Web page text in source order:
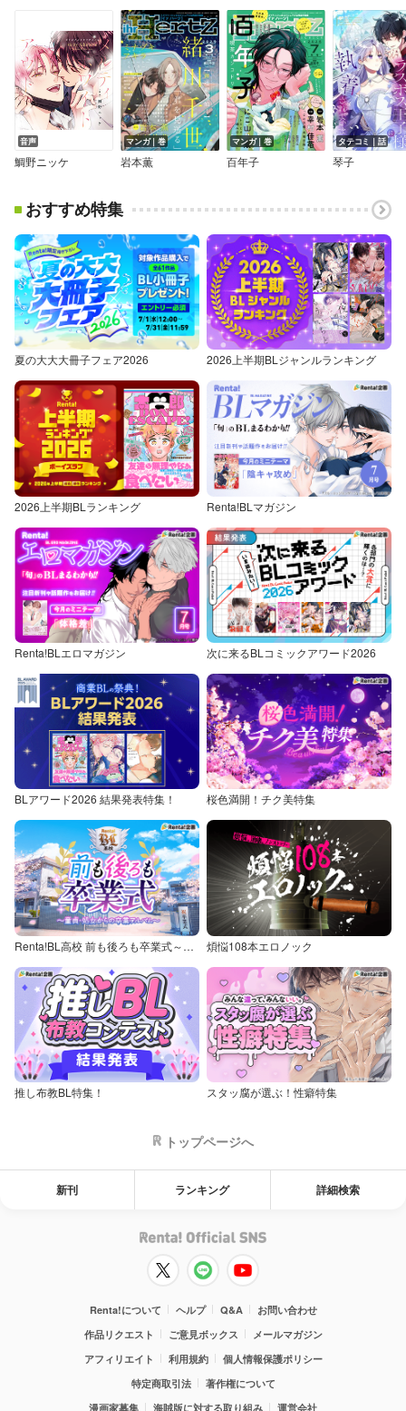
音声
鯛野ニッケ
マンガ｜巻
岩本薫
マンガ｜巻
百年子
タテコミ｜話
琴子
おすすめ特集
夏の大大大冊子フェア2026 2026上半期BLジャンルランキング
2026上半期BLランキング Renta!BLマガジン
Renta!BLエロマガジン 次に来るBLコミックアワード2026
BLアワード2026 結果発表特集！ 桜色満開！チク美特集
Renta!BL高校 前も後ろも卒業式～童貞・処女からの卒業アルバム～ 煩悩108本エロノック
推し布教BL特集！ スタッ腐が選ぶ！性癖特集
トップページへ
新刊 ランキング 詳細検索
Renta!について ヘルプ Q&A
お問い合わせ
作品リクエスト
ご意見ボックス
メールマガジン
アフィリエイト
利用規約
個人情報保護ポリシー
特定商取引法
著作権について
漫画家募集
海賊版に対する取り組み 運営会社